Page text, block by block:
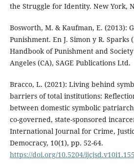
the Struggle for Identity. New York,
Bosworth, M. & Kaufman, E. (2013):
Punishment. En J. Simon y R. Sparks
Handbook of Punishment and
Angeles (CA), SAGE Publications Ltd.
Bracco, L. (2021): Living behind
barriers of total institutions:
between domestic symbolic
co-governed, state-sponsored
International Journal for Crime,
Democracy, 10(1), pp. 52-64.
https://doi.org/10.5204/